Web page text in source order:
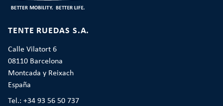
TENTE RUEDAS S.A.
Calle Vilatort 6
08110 Barcelona
Montcada y Reixach
España
Tel.: +34 93 56 50 737